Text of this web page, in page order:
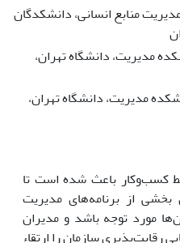
منابع انسانی، دانشکدگان
مدیریت، دانشگاه تهران،
مدیریت، دانشگاه تهران،
کسب‌وکار باعث شده است تا
بخشی از برنامه‌های مدیریت
مورد توجه باشد و مدیران
رقابت‌پذیری سازمان را ارتقاء